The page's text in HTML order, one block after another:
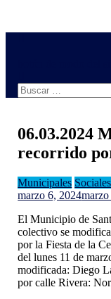
Buscar:
06.03.2024
recorrido
Municipales Sociales
marzo 6, 2024
El Municipio de
colectivo se
por la Fiesta de la
del lunes 11 de
modificada: Diego
por calle Rivera: